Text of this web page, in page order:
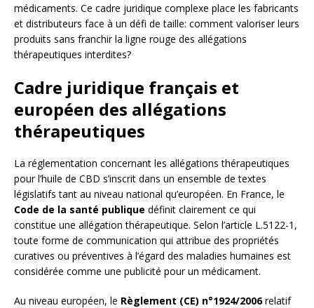
médicaments. Ce cadre juridique complexe place les fabricants
et distributeurs face à un défi de taille: comment valoriser leurs
produits sans franchir la ligne rouge des allégations
thérapeutiques interdites?
Cadre juridique français et
européen des allégations
thérapeutiques
La réglementation concernant les allégations thérapeutiques
pour l’huile de CBD s’inscrit dans un ensemble de textes
législatifs tant au niveau national qu’européen. En France, le
Code de la santé publique définit clairement ce qui
constitue une allégation thérapeutique. Selon l’article L.5122-1,
toute forme de communication qui attribue des propriétés
curatives ou préventives à l’égard des maladies humaines est
considérée comme une publicité pour un médicament.
Au niveau européen, le Règlement (CE) n°1924/2006relatif